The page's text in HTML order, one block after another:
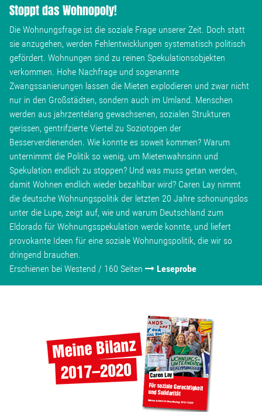
Stoppt das Wohnopoly!
Die Wohnungsfrage ist die soziale Frage unserer Zeit. Doch statt
sie anzugehen, werden Fehlentwicklungen systematisch politisch
gefördert. Wohnungen sind zu reinen Spekulationsobjekten
verkommen. Hohe Nachfrage und sogenannte
Zwangssanierungen lassen die Mieten explodieren und zwar nicht
nur in den Großstädten, sondern auch im Umland. Menschen
werden aus jahrzentelang gewachsenen, sozialen Strukturen
gerissen, gentrifzierte Viertel zu Soziotopen der
Besserverdienenden. Wie konnte es soweit kommen? Warum
unternimmt die Politik so wenig, um Mietenwahnsinn und
Spekulation endlich zu stoppen? Und was muss getan werden,
damit Wohnen endlich wieder bezahlbar wird? Caren Lay nimmt
die deutsche Wohnungspolitik der letzten 20 Jahre schonungslos
unter die Lupe, zeigt auf, wie und warum Deutschland zum
Eldorado für Wohnungsspekulation werde konnte, und liefert
provokante Ideen für eine soziale Wohnungspolitik, die wir so
dringend brauchen.
Erschienen bei Westend / 160 Seiten
Leseprobe